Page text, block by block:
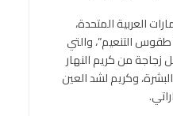
العربية المتحدة،
التنعيم”، والتي
من كريم النهار
وكريم لشد العين